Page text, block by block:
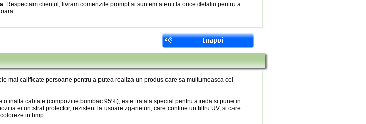
. Respectam clientul, livram comenzile prompt si suntem atenti la orice detaliu pentru a
mai calificate persoane pentru a putea realiza un produs care sa multumeasca cel
o inalta calitate (compozitie bumbac 95%), este tratata special pentru a reda si pune in
ei un strat protector, rezistent la usoare zgarieturi, care contine un filtru UV, si care
in timp.